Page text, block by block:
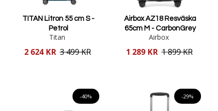
TITAN Litron 55 cm S -
Petrol
Titan
Reducerat
2 624 KR 3 499 KR
Airbox AZ18 Resväska
65cm M - CarbonGrey
Airbox
Reducerat
1 289 KR 1 899 KR
-40% -29%